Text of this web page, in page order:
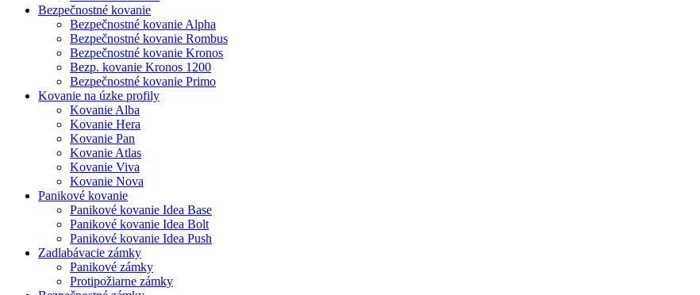
Bezpečnostné kovanie
Bezpečnostné kovanie Alpha
Bezpečnostné kovanie Rombus
Bezpečnostné kovanie Kronos
Bezp. kovanie Kronos 1200
Bezpečnostné kovanie Primo
Kovanie na úzke profily
Kovanie Alba
Kovanie Hera
Kovanie Pan
Kovanie Atlas
Kovanie Viva
Kovanie Nova
Panikové kovanie
Panikové kovanie Idea Base
Panikové kovanie Idea Bolt
Panikové kovanie Idea Push
Zadlabávacie zámky
Panikové zámky
Protipožiarne zámky